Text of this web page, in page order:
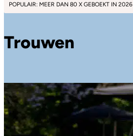
POPULAIR: MEER DAN 80 X GEBOEKT IN 2026
Trouwen